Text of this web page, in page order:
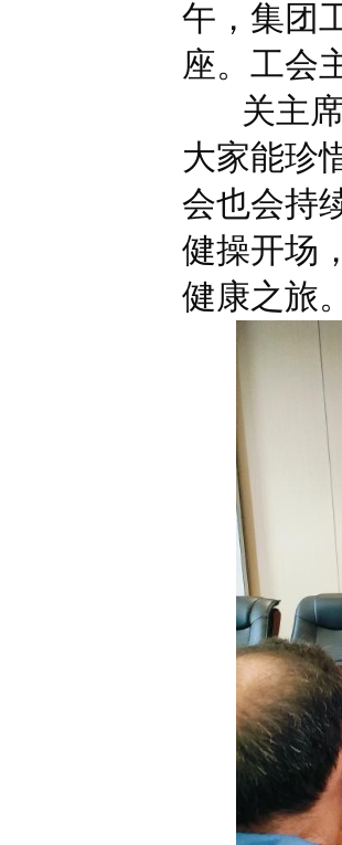
午，集团
座。工会
关主席
大家能珍
会也会持
健操开场
健康之旅